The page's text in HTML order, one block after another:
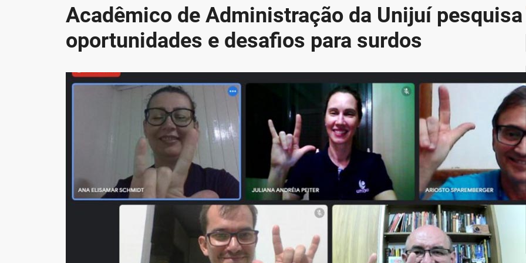
Acadêmico de Administração da Unijuí pesquisa
oportunidades e desafios para surdos
r
c
h